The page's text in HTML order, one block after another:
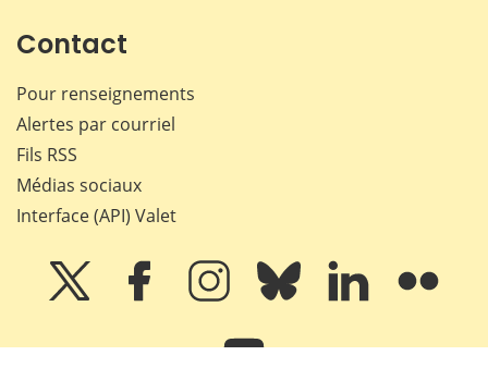
Contact
Pour renseignements
Alertes par courriel
Fils RSS
Médias sociaux
Interface (API) Valet